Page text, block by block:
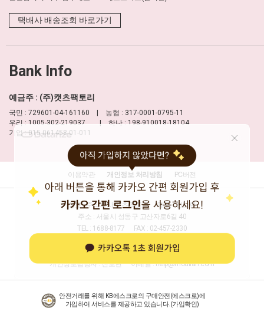
택배사 배송조회 바로가기
Bank Info
예금주 : (주)캣츠팩토리
국민 : 729601-04-161160 | 농협 : 317-0001-0795-11
우리 : 1005-302-219037 | 하나 : 198-910018-18104
기업 : 015-061458-01-011
이용약관 개인정보 처리방침 PC버전
상호 : 주식회사 캣츠팩토리
대표 : 신보현
주소 : 서울시 성동구 고산자로6길 40
TEL : 1688-8177
FAX : 02-457-2330
통신판매업신고 : 제2013-서울성동-0032호
개인정보담당자 : 신보현
이메일 :help@moulian.com
안전거래를 위해 KB에스크로의 구매안전(에스크로)에
가입하여 서비스를 제공하고 있습니다.(가입확인)